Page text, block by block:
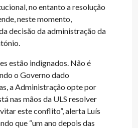
no entanto a resolução
neste momento,
decisão da administração da
estão indignados. Não é
o Governo dado
a Administração opte por
nas mãos da ULS resolver
este conflito”, alerta Luís
que “um ano depois das